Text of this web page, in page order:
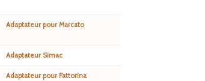
Adaptateur pour Marcato
Adaptateur Simac
Adaptateur pour Fattorina